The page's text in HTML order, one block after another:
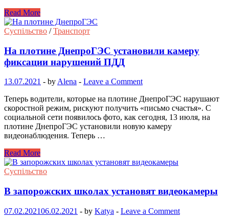
Read More
Суспільство /Транспорт
На плотине ДнепроГЭС установили камеру
фиксации нарушений ПДД
13.07.2021 - by Alena - Leave a Comment
Теперь водители, которые на плотине ДнепроГЭС нарушают
скоростной режим, рискуют получить «письмо счастья». С
социальной сети появилось фото, как сегодня, 13 июля, на
плотине ДнепроГЭС установили новую камеру
видеонаблюдения. Теперь …
Read More
Суспільство
В запорожских школах установят видеокамеры
07.02.202106.02.2021 - by Katya - Leave a Comment